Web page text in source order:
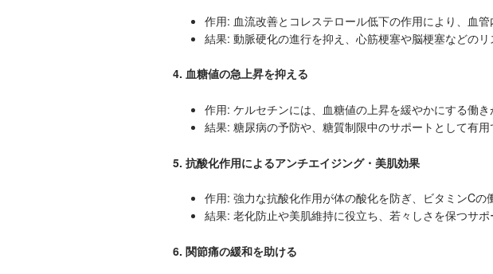
作用: 血流改善とコレステロール低下の作用により、血管
結果: 動脈硬化の進行を抑え、心筋梗塞や脳梗塞などのリ
4. 血糖値の急上昇を抑える
作用: ケルセチンには、血糖値の上昇を緩やかにする働き
結果: 糖尿病の予防や、糖質制限中のサポートとして有用
5. 抗酸化作用によるアンチエイジング・美肌効果
作用: 強力な抗酸化作用が体の酸化を防ぎ、ビタミンCの
結果: 老化防止や美肌維持に役立ち、若々しさを保つサポ
6. 関節痛の緩和を助ける